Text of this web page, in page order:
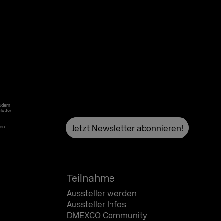
.
Teilnahme
Aussteller werden
Aussteller Infos
DMEXCO Community